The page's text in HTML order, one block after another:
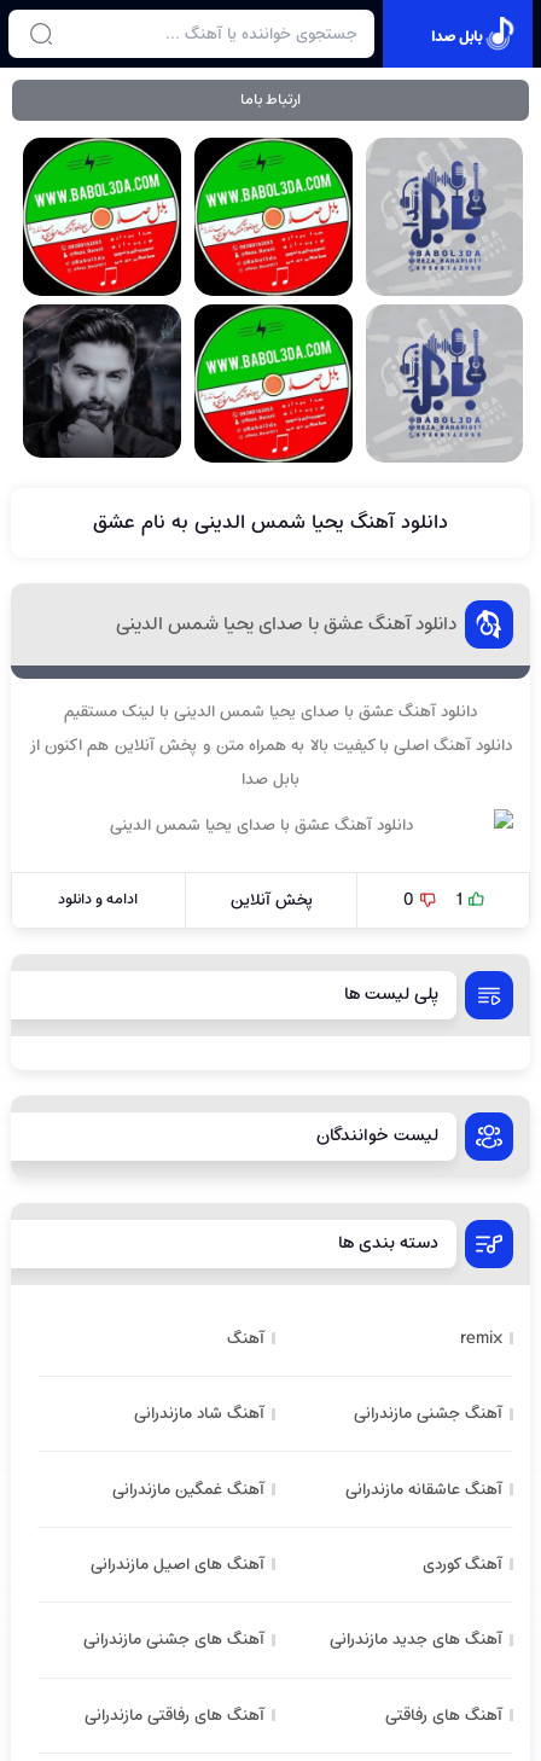
بابل صدا
ارتباط باما
دانلود آهنگ یحیا شمس الدینی به نام عشق
دانلود آهنگ عشق با صدای یحیا شمس الدینی
دانلود آهنگ عشق با صدای یحیا شمس الدینی با لینک مستقیم
دانلود آهنگ اصلی با کیفیت بالا به همراه متن و پخش آنلاین هم اکنون از
بابل صدا
1
0 پخش آنلاین ادامه و دانلود
پلی لیست ها
لیست خوانندگان
دسته بندی ها
remix آهنگ
آهنگ جشنی مازندرانی آهنگ شاد مازندرانی
آهنگ عاشقانه مازندرانی آهنگ غمگین مازندرانی
آهنگ کوردی آهنگ های اصیل مازندرانی
آهنگ های جدید مازندرانی آهنگ های جشنی مازندرانی
آهنگ های رفاقتی آهنگ های رفاقتی مازندرانی